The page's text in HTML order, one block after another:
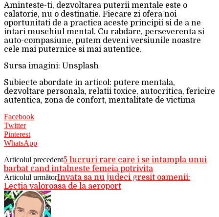
Aminteste-ti, dezvoltarea puterii mentale este o
calatorie, nu o destinatie. Fiecare zi ofera noi
oportunitati de a practica aceste principii si de a ne
intari muschiul mental. Cu rabdare, perseverenta si
auto-compasiune, putem deveni versiunile noastre
cele mai puternice si mai autentice.
Sursa imagini: Unsplash
Subiecte abordate in articol: putere mentala,
dezvoltare personala, relatii toxice, autocritica, fericire
autentica, zona de confort, mentalitate de victima
Facebook
Twitter
Pinterest
WhatsApp
Articolul precedent5 lucruri rare care i se intampla unui
barbat cand intalneste femeia potrivita
Articolul următorInvata sa nu judeci gresit oamenii:
Lectia valoroasa de la aeroport